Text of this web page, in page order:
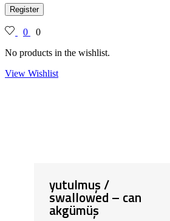
Register
0
0
No products in the wishlist.
View Wishlist
yutulmuş /
swallowed – can
akgümüş